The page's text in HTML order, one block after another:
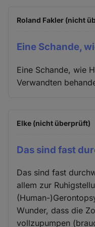
Roland Fakler (nicht
Eine Schande,
Eine Schande, wie
Verwandten
Elke (nicht überprüft)
Das sind fast
Das sind fast
allem zur
(Human-
Wunder, dass die
vollzupumpen